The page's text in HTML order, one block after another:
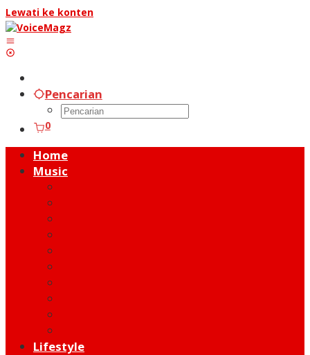
Lewati ke konten
Pencarian
0
Home
Music
Lifestyle